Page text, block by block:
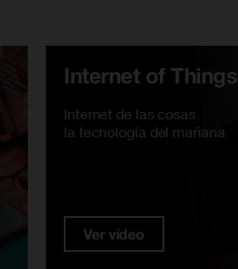
Internet of Things
Internet de las cosas
la tecnología del mañana
Ver vídeo